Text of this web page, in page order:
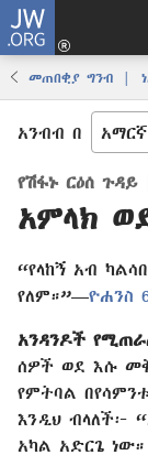
JW.ORG
መጠበቂያ ግንብ |
አንብብ በ
የሽፋኑ ርዕሰ ጉዳይ
አምላክ
“የላከኝ አብ
የለም።”—ዮሐንስ
አንዳንዶች
ሰዎች ወደ እሱ
የምትባል
እንዲህ ብላለች፦
አካል አድርጌ